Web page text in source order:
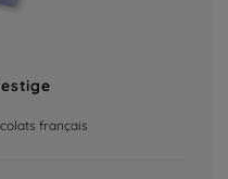
français